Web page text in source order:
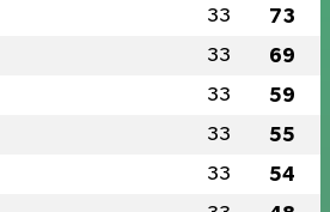
33 73
33 69
33 59
33 55
33 54